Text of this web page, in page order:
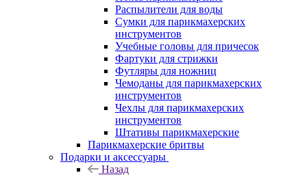
Распылители для воды
Сумки для парикмахерских
инструментов
Учебные головы для причесок
Фартуки для стрижки
Футляры для ножниц
Чемоданы для парикмахерских
инструментов
Чехлы для парикмахерских
инструментов
Штативы парикмахерские
Парикмахерские бритвы
Подарки и аксессуары
Назад